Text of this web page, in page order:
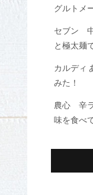
グルトメ
セブン
と極太麺
カルディ
みた！
農心 辛
味を食べ